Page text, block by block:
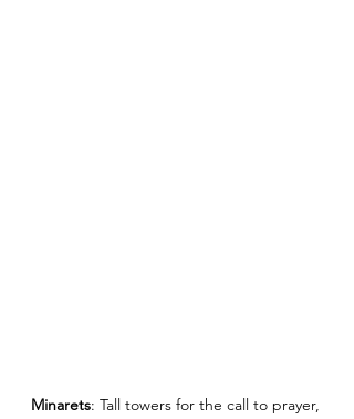
Minarets: Tall towers for the call to prayer,